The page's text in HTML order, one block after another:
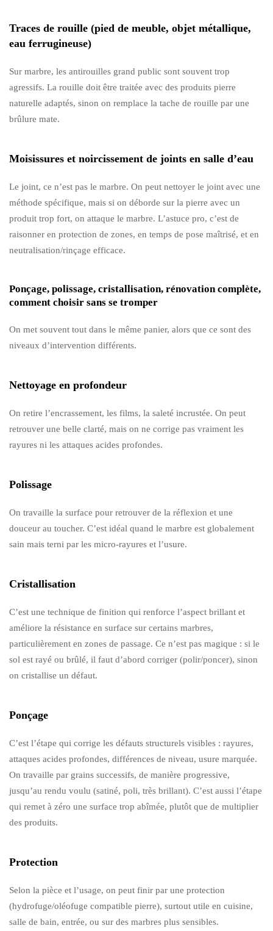
Traces de rouille (pied de meuble, objet métallique,
eau ferrugineuse)
Sur marbre, les antirouilles grand public sont souvent trop
agressifs. La rouille doit être traitée avec des produits pierre
naturelle adaptés, sinon on remplace la tache de rouille par une
brûlure mate.
Moisissures et noircissement de joints en salle d’eau
Le joint, ce n’est pas le marbre. On peut nettoyer le joint avec une
méthode spécifique, mais si on déborde sur la pierre avec un
produit trop fort, on attaque le marbre. L’astuce pro, c’est de
raisonner en protection de zones, en temps de pose maîtrisé, et en
neutralisation/rinçage efficace.
Ponçage, polissage, cristallisation, rénovation complète,
comment choisir sans se tromper
On met souvent tout dans le même panier, alors que ce sont des
niveaux d’intervention différents.
Nettoyage en profondeur
On retire l’encrassement, les films, la saleté incrustée. On peut
retrouver une belle clarté, mais on ne corrige pas vraiment les
rayures ni les attaques acides profondes.
Polissage
On travaille la surface pour retrouver de la réflexion et une
douceur au toucher. C’est idéal quand le marbre est globalement
sain mais terni par les micro-rayures et l’usure.
Cristallisation
C’est une technique de finition qui renforce l’aspect brillant et
améliore la résistance en surface sur certains marbres,
particulièrement en zones de passage. Ce n’est pas magique : si le
sol est rayé ou brûlé, il faut d’abord corriger (polir/poncer), sinon
on cristallise un défaut.
Ponçage
C’est l’étape qui corrige les défauts structurels visibles : rayures,
attaques acides profondes, différences de niveau, usure marquée.
On travaille par grains successifs, de manière progressive,
jusqu’au rendu voulu (satiné, poli, très brillant). C’est aussi l’étape
qui remet à zéro une surface trop abîmée, plutôt que de multiplier
des produits.
Protection
Selon la pièce et l’usage, on peut finir par une protection
(hydrofuge/oléofuge compatible pierre), surtout utile en cuisine,
salle de bain, entrée, ou sur des marbres plus sensibles.